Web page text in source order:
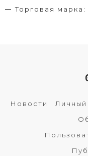
Торговая марка:
Новости Личный